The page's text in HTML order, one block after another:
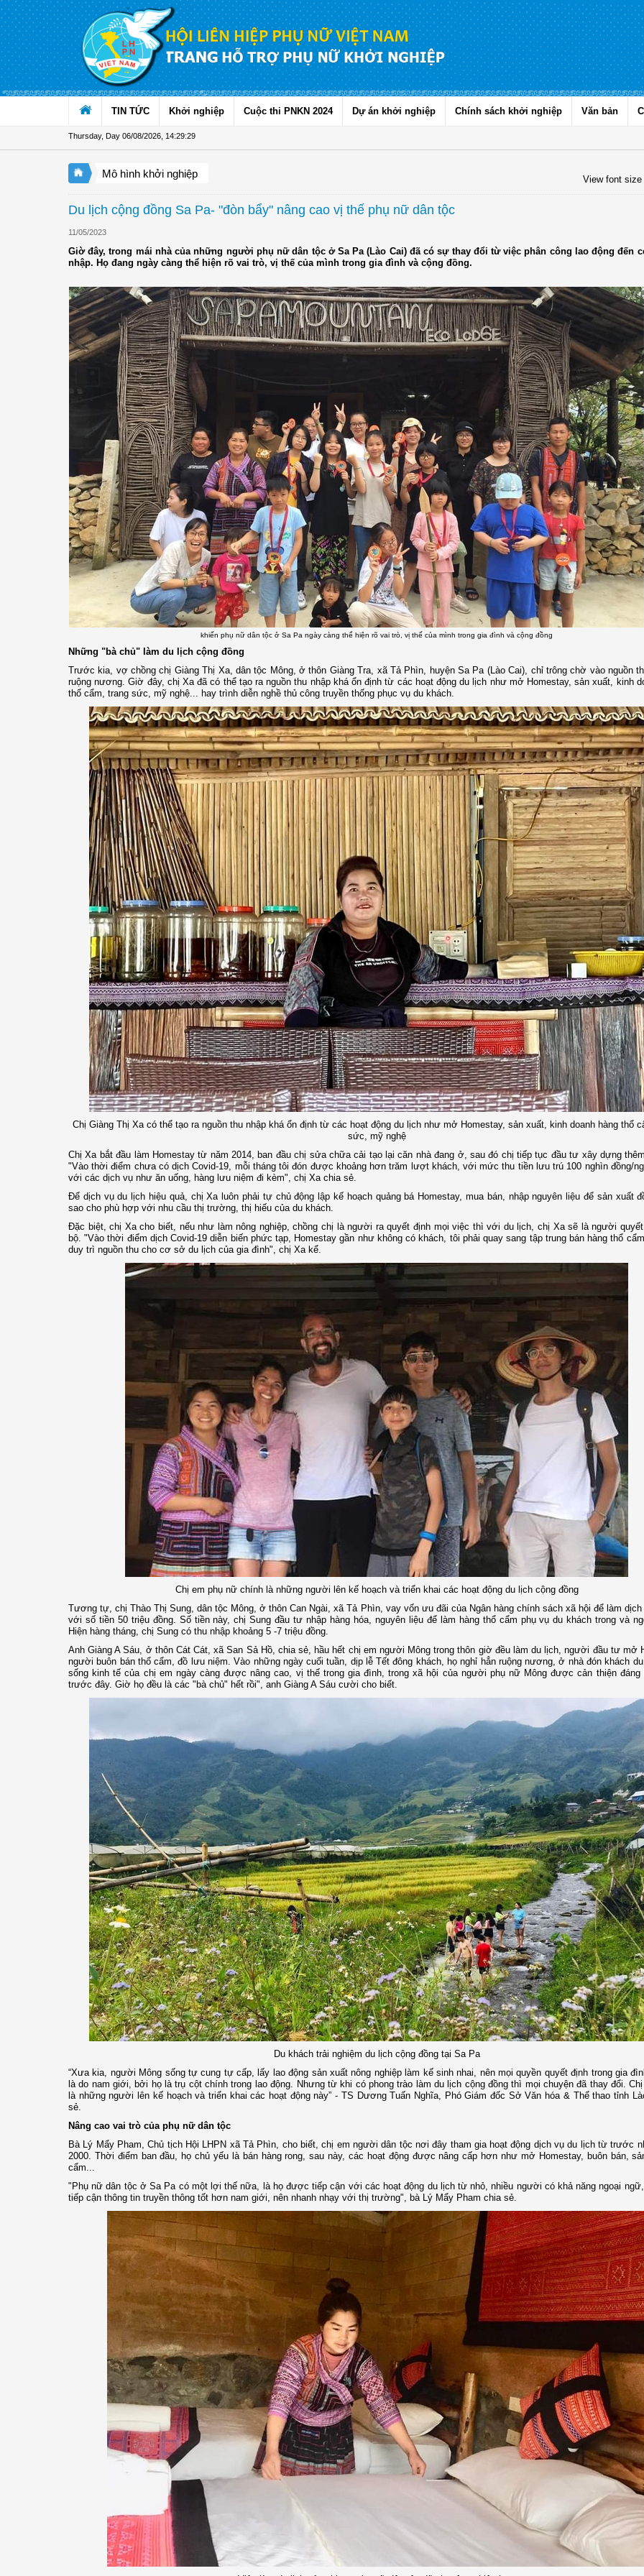
Skip to Content
TIN TỨC Khởi nghiệp Cuộc thi PNKN 2024 Dự án khởi nghiệp Chính sách khởi nghiệp Văn bản
Thursday, Day 06/08/2026 14:29:31
Mô hình khởi nghiệp View font size
Du lịch cộng đồng Sa Pa- "đòn bẩy" nâng cao vị thế phụ nữ dân tộc
11/05/2023
Giờ đây, trong mái nhà của những người phụ nữ dân tộc ở Sa Pa (Lào Cai) đã có sự thay đổi từ việc phân công lao động đến
nhập. Họ đang ngày càng thể hiện rõ vai trò, vị thế của mình trong gia đình và cộng đồng.
khiến phụ nữ dân tộc ở Sa Pa ngày càng thể hiện rõ vai trò, vị thế của mình trong gia đình và cộng đồng
Những "bà chủ" làm du lịch cộng đồng
Trước kia, vợ chồng chị Giàng Thị Xa, dân tộc Mông, ở thôn Giàng Tra, xã Tả Phìn, huyện Sa Pa (Lào Cai), chỉ trông chờ vào nguồn
ruộng nương. Giờ đây, chị Xa đã có thể tạo ra nguồn thu nhập khá ổn định từ các hoạt động du lịch như mở Homestay, sản xuất, kinh
thổ cẩm, trang sức, mỹ nghệ... hay trình diễn nghề thủ công truyền thống phục vụ du khách.
Chị Giàng Thị Xa có thể tạo ra nguồn thu nhập khá ổn định từ các hoạt động du lịch như mở Homestay, sản xuất, kinh doanh hàng thổ
sức, mỹ nghệ
Chị Xa bắt đầu làm Homestay từ năm 2014, ban đầu chị sửa chữa cải tạo lại căn nhà đang ở, sau đó chị tiếp tục đầu tư xây dựng
"Vào thời điểm chưa có dịch Covid-19, mỗi tháng tôi đón được khoảng hơn trăm lượt khách, với mức thu tiền lưu trú 100 nghìn đồng/
với các dịch vụ như ăn uống, hàng lưu niệm đi kèm", chị Xa chia sẻ.
Để dịch vụ du lịch hiệu quả, chị Xa luôn phải tự chủ động lập kế hoạch quảng bá Homestay, mua bán, nhập nguyên liệu để sản xuất
sao cho phù hợp với nhu cầu thị trường, thị hiếu của du khách.
Đặc biệt, chị Xa cho biết, nếu như làm nông nghiệp, chồng chị là người ra quyết định mọi việc thì với du lịch, chị Xa sẽ là người
bộ. "Vào thời điểm dịch Covid-19 diễn biến phức tạp, Homestay gần như không có khách, tôi phải quay sang tập trung bán hàng thổ
duy trì nguồn thu cho cơ sở du lịch của gia đình", chị Xa kể.
Chị em phụ nữ chính là những người lên kế hoạch và triển khai các hoạt động du lịch cộng đồng
Tương tự, chị Thào Thị Sung, dân tộc Mông, ở thôn Can Ngài, xã Tả Phìn, vay vốn ưu đãi của Ngân hàng chính sách xã hội để làm
với số tiền 50 triệu đồng. Số tiền này, chị Sung đầu tư nhập hàng hóa, nguyên liệu để làm hàng thổ cẩm phụ vụ du khách trong và
Hiện hàng tháng, chị Sung có thu nhập khoảng 5 -7 triệu đồng.
Anh Giàng A Sáu, ở thôn Cát Cát, xã San Sả Hồ, chia sẻ, hầu hết chị em người Mông trong thôn giờ đều làm du lịch, người đầu tư mở
người buôn bán thổ cẩm, đồ lưu niệm. Vào những ngày cuối tuần, dịp lễ Tết đông khách, họ nghỉ hẳn ruộng nương, ở nhà đón khách
sống kinh tế của chị em ngày càng được nâng cao, vị thế trong gia đình, trong xã hội của người phụ nữ Mông được cản thiện
trước đây. Giờ họ đều là các "bà chủ" hết rồi", anh Giàng A Sáu cười cho biết.
Du khách trải nghiệm du lịch cộng đồng tại Sa Pa
“Xưa kia, người Mông sống tự cung tự cấp, lấy lao động sản xuất nông nghiệp làm kế sinh nhai, nên mọi quyền quyết định trong gia
là do nam giới, bởi họ là trụ cột chính trong lao động. Nhưng từ khi có phong trào làm du lịch cộng đồng thì mọi chuyện đã thay đổi.
là những người lên kế hoạch và triển khai các hoạt động này” - TS Dương Tuấn Nghĩa, Phó Giám đốc Sở Văn hóa & Thể thao tỉnh
sẻ.
Nâng cao vai trò của phụ nữ dân tộc
Bà Lý Mẩy Pham, Chủ tịch Hội LHPN xã Tả Phìn, cho biết, chị em người dân tộc nơi đây tham gia hoạt động dịch vụ du lịch từ trước
2000. Thời điểm ban đầu, họ chủ yếu là bán hàng rong, sau này, các hoạt động được nâng cấp hơn như mở Homestay, buôn bán,
cẩm...
"Phụ nữ dân tộc ở Sa Pa có một lợi thế nữa, là họ được tiếp cận với các hoạt động du lịch từ nhỏ, nhiều người có khả năng ngoại
tiếp cận thông tin truyền thông tốt hơn nam giới, nên nhanh nhạy với thị trường", bà Lý Mẩy Pham chia sẻ.